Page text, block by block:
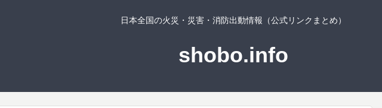
日本全国の火災・災害・消防出動情報（公式リンクまとめ）
shobo.info